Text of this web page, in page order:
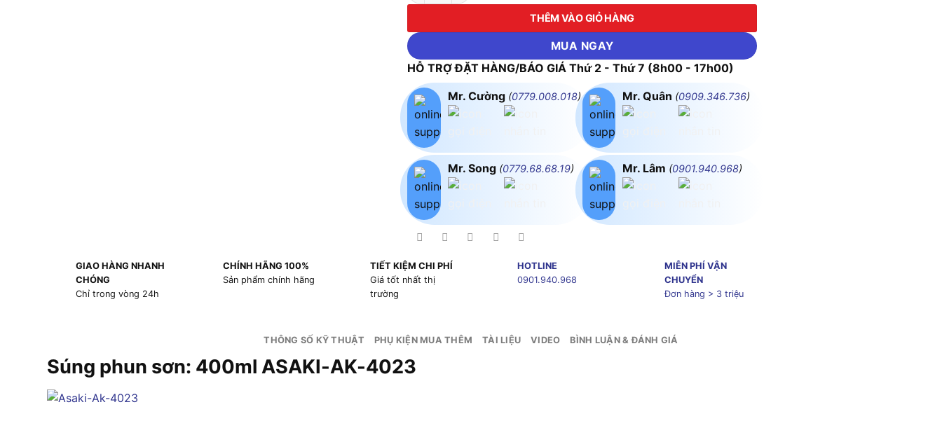
THÊM VÀO GIỎ HÀNG
MUA NGAY
HỖ TRỢ ĐẶT HÀNG/BÁO GIÁ Thứ 2 - Thứ 7 (8h00 - 17h00)
Mr. Cường (0779.008.018)
Mr. Song (0779.68.68.19)
Mr. Quân (0909.346.736)
Mr. Lâm (0901.940.968)
GIAO HÀNG NHANH
CHÓNG
Chỉ trong vòng 24h
CHÍNH HÃNG 100%
Sản phẩm chính hãng
TIẾT KIỆM CHI PHÍ
Giá tốt nhất thị
trường
HOTLINE
0901.940.968
MIỄN PHÍ VẬN
CHUYỂN
Đơn hàng > 3 triệu
THÔNG SỐ KỸ THUẬT PHỤ KIỆN MUA THÊM TÀI LIỆU VIDEO BÌNH LUẬN & ĐÁNH GIÁ
Súng phun sơn: 400ml ASAKI-AK-4023